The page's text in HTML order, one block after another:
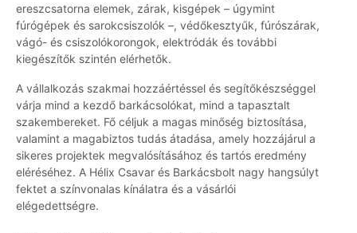
ereszcsatorna elemek, zárak, kisgépek – úgymint
fúrógépek és sarokcsiszolók –, védőkesztyűk, fúrószárak,
vágó- és csiszolókorongok, elektródák és további
kiegészítők szintén elérhetők.
A vállalkozás szakmai hozzáértéssel és segítőkészséggel
várja mind a kezdő barkácsolókat, mind a tapasztalt
szakembereket. Fő céljuk a magas minőség biztosítása,
valamint a magabiztos tudás átadása, amely hozzájárul a
sikeres projektek megvalósításához és tartós eredmény
eléréséhez. A Hélix Csavar és Barkácsbolt nagy hangsúlyt
fektet a színvonalas kínálatra és a vásárlói
elégedettségre.